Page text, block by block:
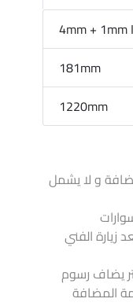
4mm + 1mm
181mm
1220mm
و لا يشمل
زيارة الفني
الكمية أقل من 25 متر يضاف رسوم